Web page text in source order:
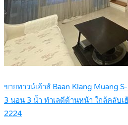
ขายทาวน์เฮ้าส์ Baan Klang Muang
3 นอน 3 น้ำ ทำเลดีด้านหน้า ใกล้คลับ
2224